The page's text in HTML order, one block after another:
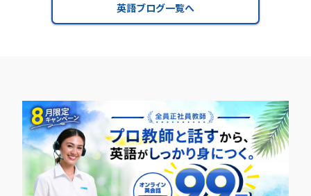
英語ブログ一覧へ